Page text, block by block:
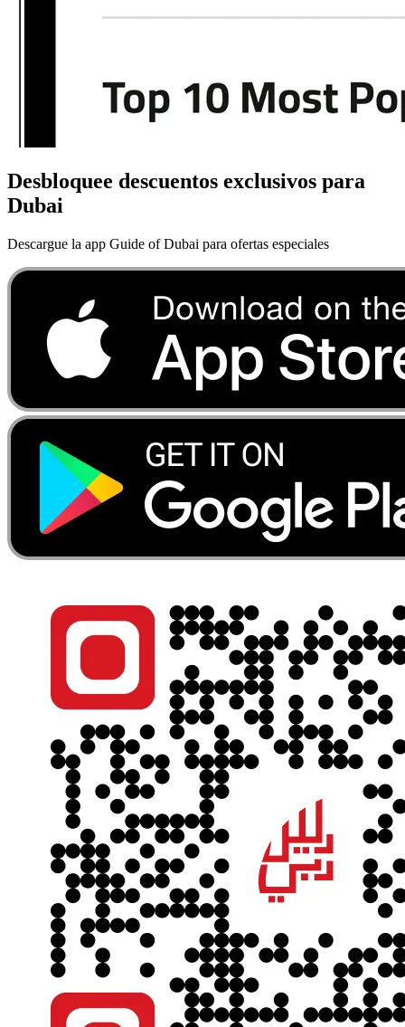
Desbloquee descuentos exclusivos para
Dubai
Descargue la app Guide of Dubai para ofertas especiales